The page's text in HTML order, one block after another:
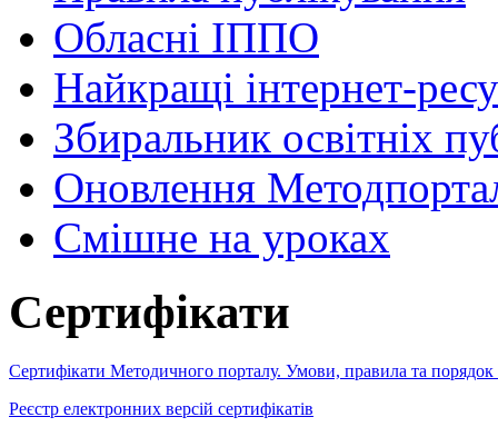
Обласні ІППО
Найкращі інтернет-
Збиральник освітніх
Оновлення
Cмішне на уроках
Сертифікати
Сертифікати Методичного порталу. Умови, правила та порядок
Реєстр електронних версій сертифікатів